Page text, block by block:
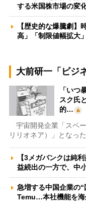
する米国株市場の
【歴史的な爆騰劇】
高」「制限値幅拡
大前研一「ビジ
「いつ
スク氏
的…
宇宙開発企業「スペ
リリオネア）」となっ
【3メガバンクは純
益続出の一方で、中
急増する中国企業の
Temu…本社機能を